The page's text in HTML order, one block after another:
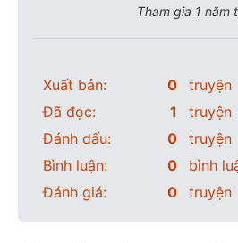
Tham gia 1 năm
Xuất bản: 0
truyện
Đã đọc:
1
truyện
Đánh dấu:
0
truyện
Bình luận:
0
bình
Đánh giá:
0 truyện